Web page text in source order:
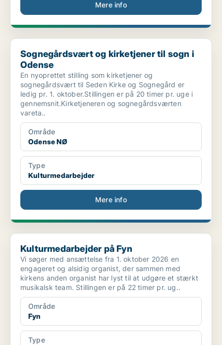
Mere info
Sognegårdsvært og kirketjener til sogn i Odense
Sognegårdsvært og kirketjener til sogn i
Odense
En nyoprettet stilling som kirketjener og
sognegårdsvært til Seden Kirke og Sognegård er
ledig pr. 1. oktober.Stillingen er på 20 timer pr. uge i
gennemsnit.Kirketjeneren og sognegårdsværten
vareta..
Område
Odense NØ
Type
Kulturmedarbejder
Mere info
Kulturmedarbejder på Fyn
Kulturmedarbejder på Fyn
Vi søger med ansættelse fra 1. oktober 2026 en
engageret og alsidig organist, der sammen med
kirkens anden organist har lyst til at udgøre et stærkt
musikalsk team. Stillingen er på 22 timer pr. ug..
Område
Fyn
Type